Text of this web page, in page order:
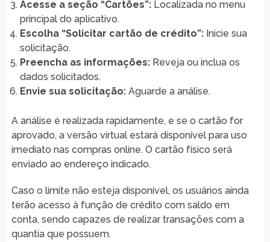
Acesse a seção “Cartões”:Localizada no menu
principal do aplicativo.
Escolha “Solicitar cartão de crédito”: Inicie sua
solicitação.
Preencha as informações:Reveja ou inclua os
dados solicitados.
Envie sua solicitação:Aguarde a análise.
A análise é realizada rapidamente, e se o cartão for
aprovado, a versão virtual estará disponível para uso
imediato nas compras online. O cartão físico será
enviado ao endereço indicado.
Caso o limite não esteja disponível, os usuários ainda
terão acesso à função de crédito com saldo em
conta, sendo capazes de realizar transações com a
quantia que possuem.